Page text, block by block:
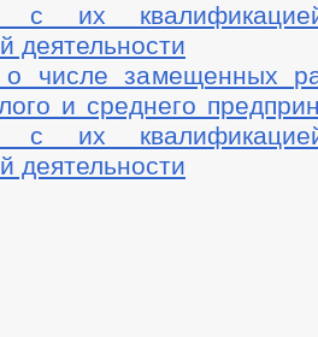
с их
деятельности
числе замещенных
и среднего
с их
деятельности